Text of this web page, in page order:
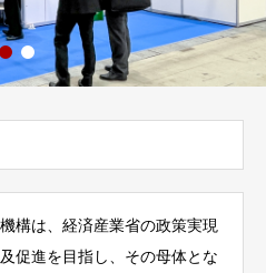
構は、経済産業省の政策実現
促進を目指し、その母体とな